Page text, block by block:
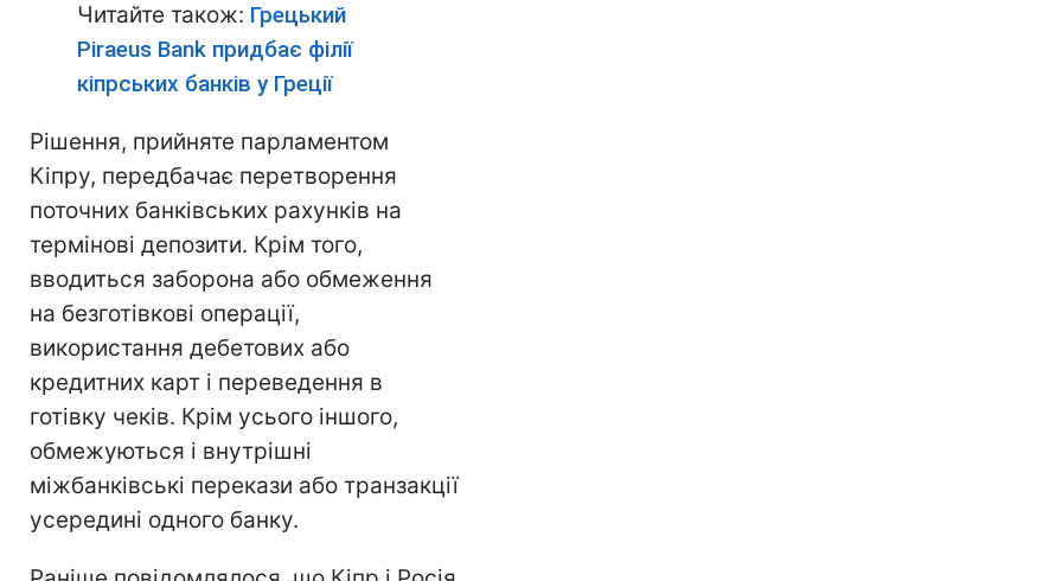
Читайте також: Грецький
Piraeus Bank придбає філії
кіпрських банків у Греції
Рішення, прийняте парламентом
Кіпру, передбачає перетворення
поточних банківських рахунків на
термінові депозити. Крім того,
вводиться заборона або обмеження
на безготівкові операції,
використання дебетових або
кредитних карт і переведення в
готівку чеків. Крім усього іншого,
обмежуються і внутрішні
міжбанківські перекази або транзакції
усередині одного банку.